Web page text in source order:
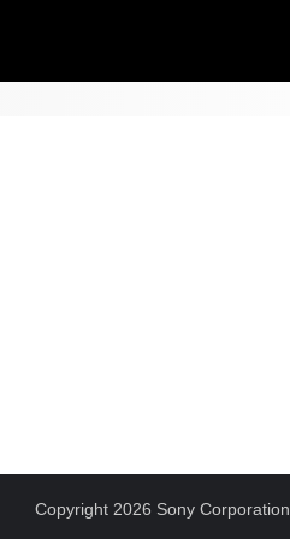
Copyright 2026 Sony Corporation